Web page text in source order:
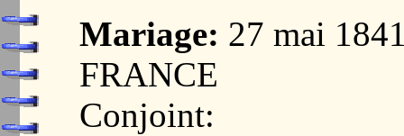
Mariage: 27 mai
FRANCE
Conjoint: